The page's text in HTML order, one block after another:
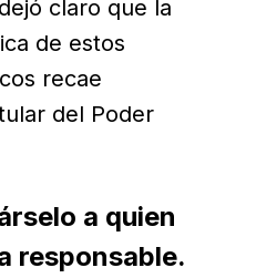
claro que la
de estos
recae
del Poder
a quien
responsable.